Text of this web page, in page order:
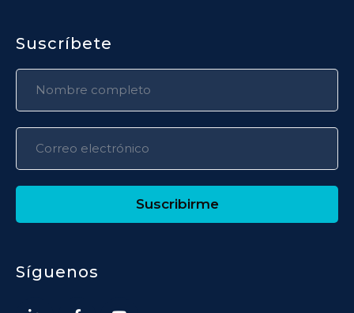
Suscríbete
Suscribirme
Síguenos